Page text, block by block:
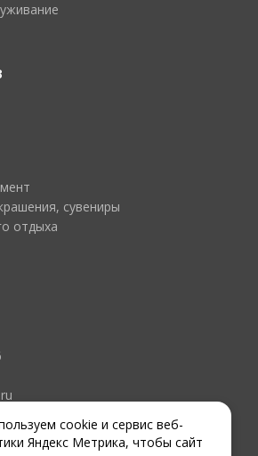
сookie и сервис веб-
Яндекс Метрика, чтобы сайт
сувениры
отдыха